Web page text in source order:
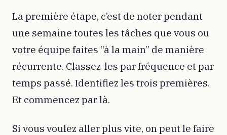
La première étape, c’est de noter pendant
une semaine toutes les tâches que vous ou
votre équipe faites “à la main” de manière
récurrente. Classez-les par fréquence et par
temps passé. Identifiez les trois premières.
Et commencez par là.
Si vous voulez aller plus vite, on peut le faire